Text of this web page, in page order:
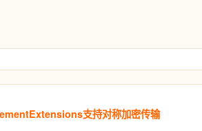
支持对称加密传输